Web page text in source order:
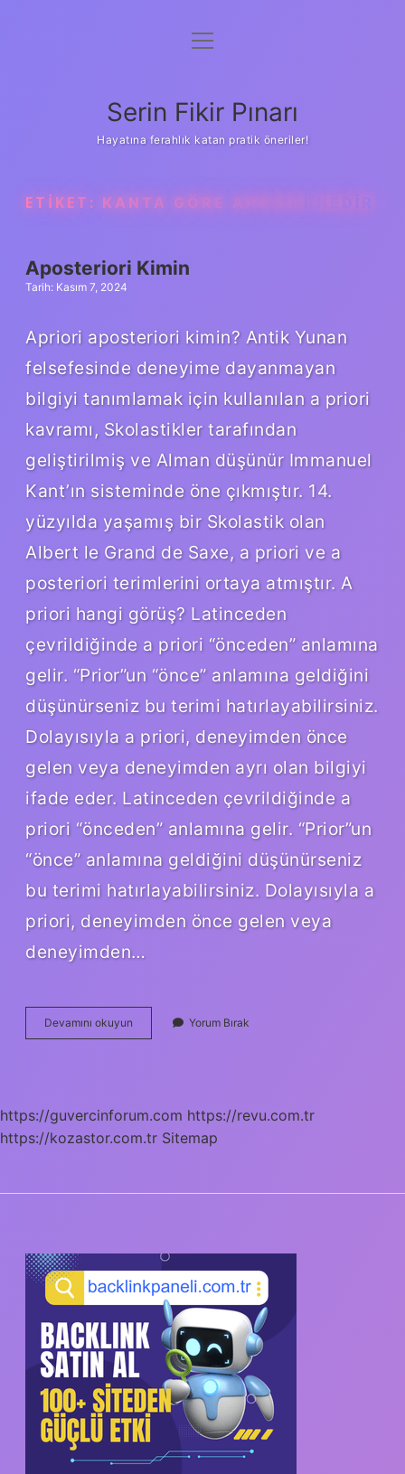
Gizlilik Politikası
Yasal Uyarı
menüyü
Serin Fikir Pınarı
Hayatına ferahlık katan pratik öneriler!
ETIKET: KANTA GÖRE APRIORI NEDIR
Aposteriori Kimin
Tarih: Kasım 7, 2024
Apriori aposteriori kimin? Antik Yunan
felsefesinde deneyime dayanmayan
bilgiyi tanımlamak için kullanılan a priori
kavramı, Skolastikler tarafından
geliştirilmiş ve Alman düşünür Immanuel
Kant’ın sisteminde öne çıkmıştır. 14.
yüzyılda yaşamış bir Skolastik olan
Albert le Grand de Saxe, a priori ve a
posteriori terimlerini ortaya atmıştır. A
priori hangi görüş? Latinceden
çevrildiğinde a priori “önceden” anlamına
gelir. “Prior”un “önce” anlamına geldiğini
düşünürseniz bu terimi hatırlayabilirsiniz.
Dolayısıyla a priori, deneyimden önce
gelen veya deneyimden ayrı olan bilgiyi
ifade eder. Latinceden çevrildiğinde a
priori “önceden” anlamına gelir. “Prior”un
“önce” anlamına geldiğini düşünürseniz
bu terimi hatırlayabilirsiniz. Dolayısıyla a
priori, deneyimden önce gelen veya
deneyimden…
Devamını okuyun Aposteriori
Kimin
Yorum Bırak
https://guvercinforum.com https://revu.com.tr
https://kozastor.com.tr Sitemap
SIDEBAR